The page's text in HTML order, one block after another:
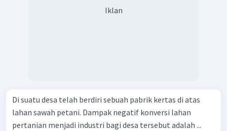
Iklan
Di suatu desa telah berdiri sebuah pabrik kertas di atas
lahan sawah petani. Dampak negatif konversi lahan
pertanian menjadi industri bagi desa tersebut adalah ...